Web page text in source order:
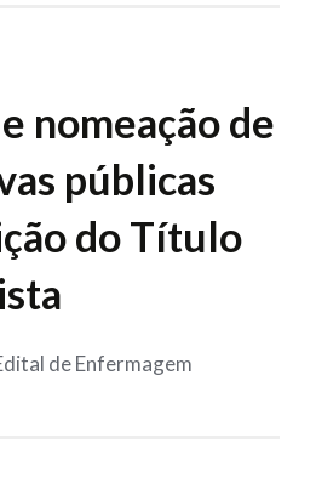
nomeação de
públicas
do Título
de Enfermagem